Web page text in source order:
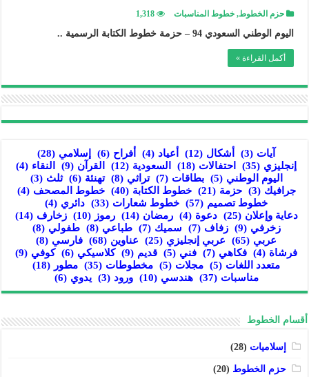
حزم الخطوط,خطوط المناسبات 1,318
اليوم الوطني السعودي 94 – حزمة خطوط الكتابة الرسمية ..
أكمل القراءة »
آيات (3) أشكال (12) أعياد (4) أفراح (6) إسلامي (28)
إنجليزي (35) احتفالات (18) السعودية (12) القرآن (9) النقاء (4)
اليوم الوطني (5) بطاقات (7) تراثي (8) تهنئة (6) ثلث (3)
جرافيك (3) حزمة (21) خطوط الكتابة (40) خطوط المصحف (4)
خطوط تصميم (57) خطوط شعارات (33) دائري (4)
دعاية وإعلان (25) دعوة (4) رمضان (14) رموز (10) زخارف (14)
زخرفي (9) زفاف (7) سميك (7) طباعي (8) طفولي (8)
عربي (65) عربي إنجليزي (25) عناوين (68) فارسي (8)
فرشاة (4) فكاهي (7) فني (5) قديم (9) كلاسيكي (6) كوفي (9)
متعدد اللغات (5) مجلات (5) مخطوطات (35) مطور (18)
مناسبات (37) هندسي (10) ورود (3) يدوي (6)
أقسام الخطوط
إسلاميات (28)
حزم الخطوط (20)